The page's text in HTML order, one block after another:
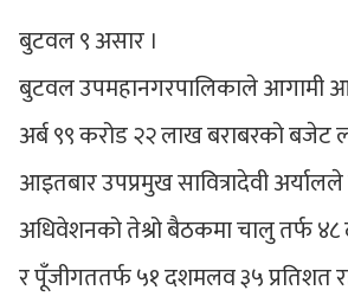
बुटवल ९ असार ।
बुटवल उपमहानगरपालिकाले आगामी
अर्ब ९९ करोड २२ लाख बराबरको बजेट
आइतबार उपप्रमुख सावित्रादेवी
अधिवेशनको तेश्रो बैठकमा चालु तर्फ
र पूँजीगततर्फ ५१ दशमलव ३५ प्रतिशत